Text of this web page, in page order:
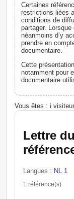
Certaines
restrictions liées
conditions de
partager.
néanmoins d’y
prendre en
documentaire.
Cette
notamment pour
documentaire
Vous êtes : ℹ️ visiteur
Lettre
Langues : NL 1
1 référence(s)